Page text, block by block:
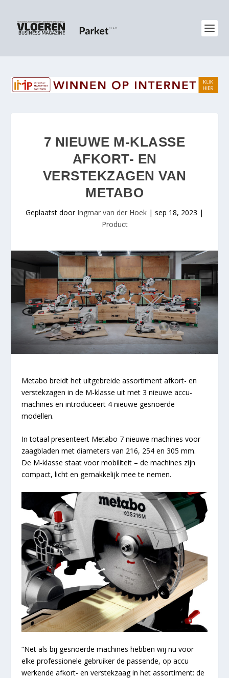
7 NIEUWE M-KLASSE
AFKORT- EN
VERSTEKZAGEN VAN
METABO
Geplaatst door Ingmar van der Hoek | sep 18, 2023 |
Product
Metabo breidt het uitgebreide assortiment afkort- en
verstekzagen in de M-klasse uit met 3 nieuwe accu-
machines en introduceert 4 nieuwe gesnoerde
modellen.
In totaal presenteert Metabo 7 nieuwe machines voor
zaagbladen met diameters van 216, 254 en 305 mm.
De M-klasse staat voor mobiliteit – de machines zijn
compact, licht en gemakkelijk mee te nemen.
“Net als bij gesnoerde machines hebben wij nu voor
elke professionele gebruiker de passende, op accu
werkende afkort- en verstekzaag in het assortiment: de